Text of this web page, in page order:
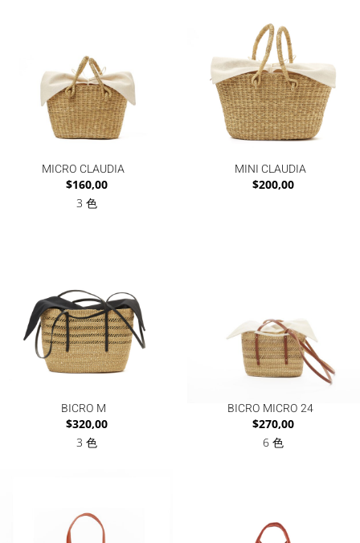
MICRO CLAUDIA
$160,00
3 色
MINI CLAUDIA
$200,00
BICRO M
$320,00
3 色
BICRO MICRO 24
$270,00
6 色